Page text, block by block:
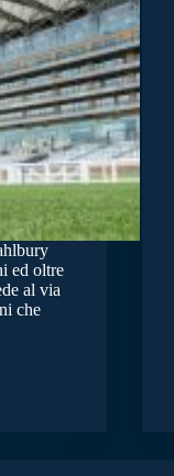
ed oltre
al via
che